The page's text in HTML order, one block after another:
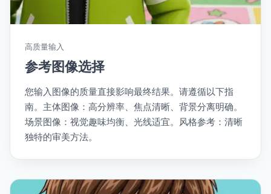
高质量输入
参考图像选择
您输入图像的质量直接影响最终结果。请遵循以下指
南。主体图像：高分辨率、焦点清晰、背景分离明确。
场景图像：视觉趣味均衡、光线适宜。风格参考：清晰
独特的审美方法。